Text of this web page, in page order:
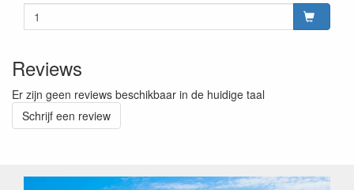
Reviews
Er zijn geen reviews beschikbaar in de huidige taal
Schrijf een review